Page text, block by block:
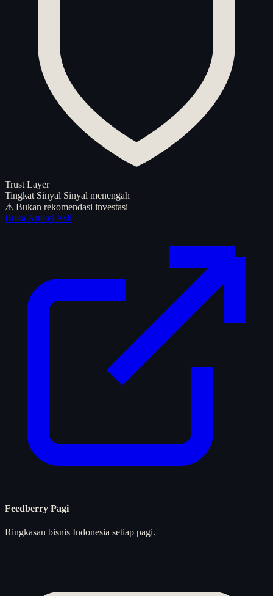
Trust Layer
Tingkat Sinyal Sinyal menengah
⚠ Bukan rekomendasi investasi
Buka Artikel Asli
Feedberry Pagi
Ringkasan bisnis Indonesia setiap pagi.